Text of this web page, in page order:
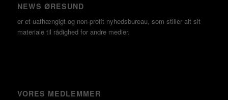
NEWS ØRESUND
er et uafhængigt og non-profit nyhedsbureau, som stiller alt sit
materiale til rådighed for andre medier.
VORES MEDLEMMER